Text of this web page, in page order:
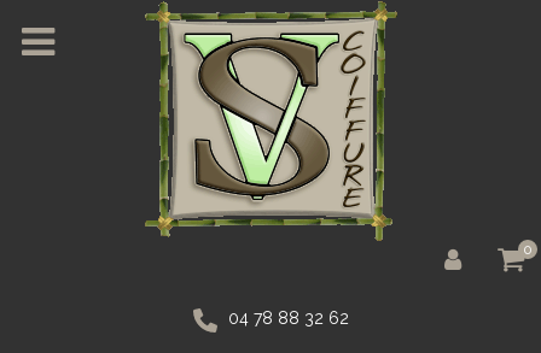
0
04 78 88 32 62